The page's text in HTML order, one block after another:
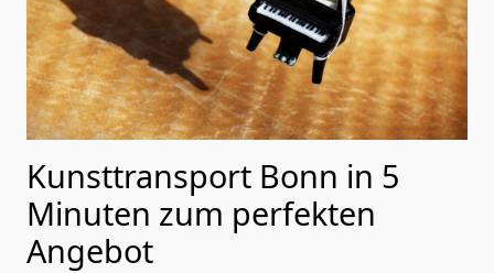
Kunsttransport Bonn in 5
Minuten zum perfekten
Angebot